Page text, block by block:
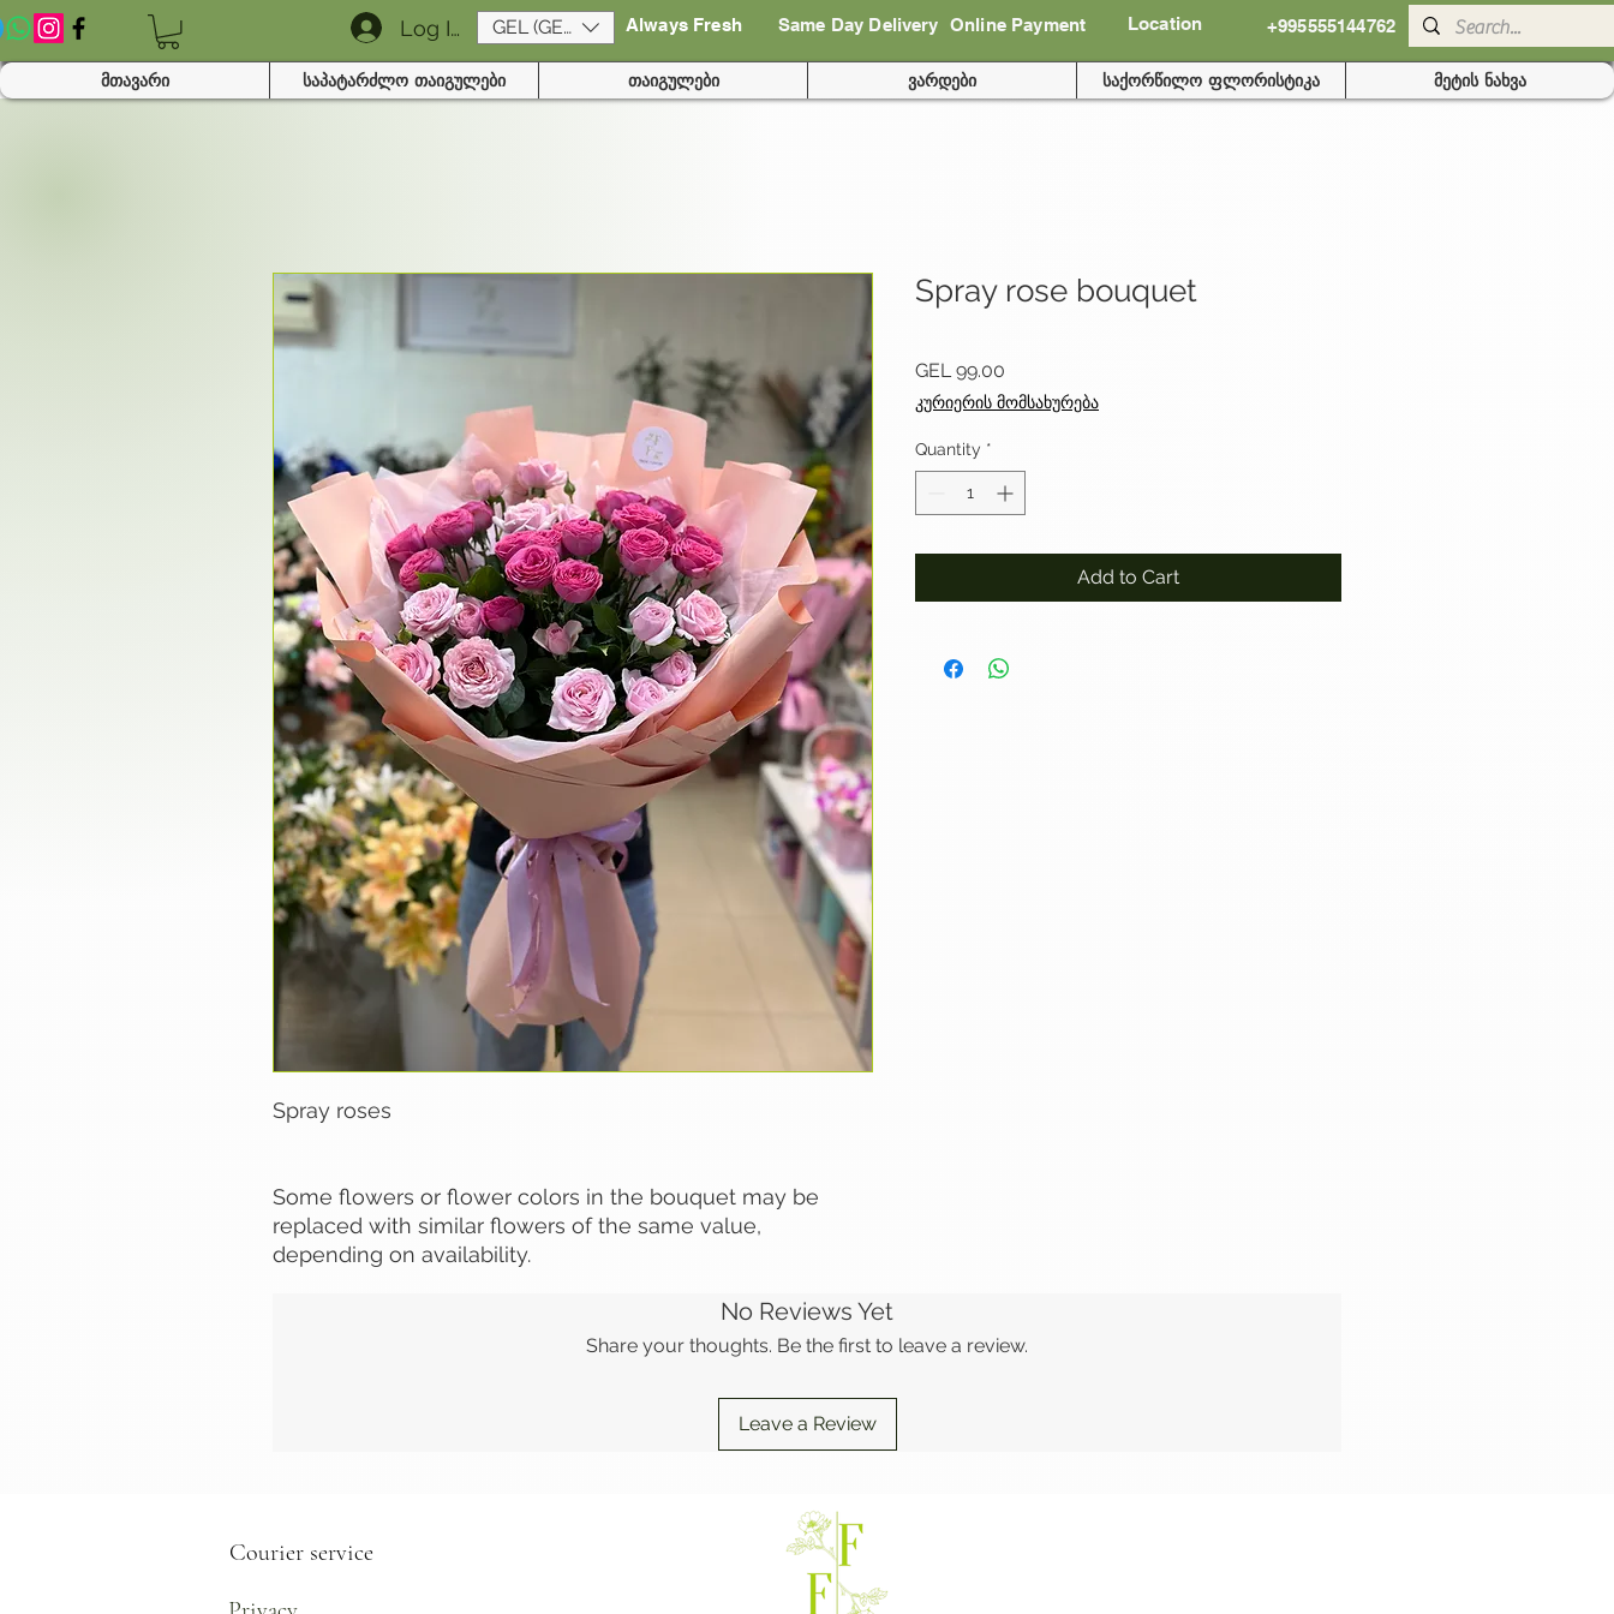
Log In GEL (GEL) Always Fresh Same Day Delivery Online Payment Location +995555144762
მთავარი საპატარძლო თაიგულები თაიგულები ვარდები საქორწილო ფლორისტიკა მეტის ნახვა
Spray roses
Some flowers or flower colors in the bouquet may be
replaced with similar flowers of the same value,
depending on availability.
Spray rose bouquet
GEL 99.00
კურიერის მომსახურება
Quantity *
Add to Cart
No Reviews Yet
Share your thoughts. Be the first to leave a review.
Leave a Review
Courier service